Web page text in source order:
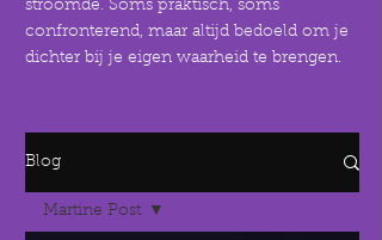
stroomde. Soms praktisch, soms
confronterend, maar altijd bedoeld om je
dichter bij je eigen waarheid te brengen.
Blog
Martine Post